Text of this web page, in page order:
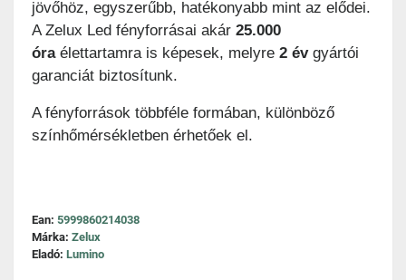
jövőhöz, egyszerűbb, hatékonyabb mint az elődei.
A Zelux Led fényforrásai akár 25.000
óraélettartamra is képesek, melyre 2 évgyártói
garanciát biztosítunk.
A fényforrások többféle formában, különböző
színhőmérsékletben érhetőek el.
Ean: 5999860214038
Márka: Zelux
Eladó: Lumino